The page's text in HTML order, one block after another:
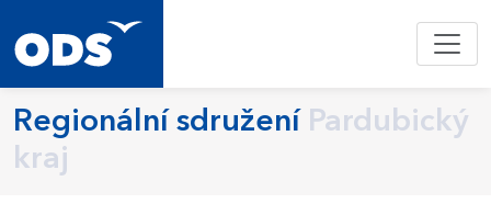
Regionální sdružení Pardubický
kraj